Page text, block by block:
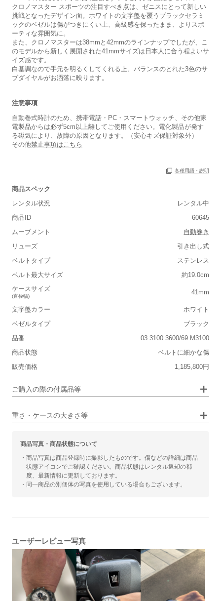
クロノマスター スポーツの注目すべき点は、ゼニスにとって新しい
挑戦となったデザイン面。ホワイトの文字盤を覆うブラックセラミ
ックのベゼルは傷がつきにくい上、高級感を保ったまま、よりスポ
ーティな雰囲気に。
また、クロノマスターは38mmと42mmのラインナップでしたが、こ
のモデルから新しく展開された41mmサイズは日本人に合う程よいサ
イズ感です。
白基調なので手元を明るくしてくれる上、バランスのとれた3色のサ
ブダイヤルがお洒落に映ります。
注意事項
自動巻式時計のため、携帯電話・PC・スマートウォッチ、その他家
電製品からは必ず5cm以上離してご使用ください。電化製品が発す
る磁気により、故障の原因となります。（安心キズ保証対象外）
その他禁止事項はこちら
各種用語・説明
商品スペック
レンタル状況
レンタル中
商品ID
60645
ムーブメント
自動巻き
リューズ
引き出し式
ベルトタイプ
ステンレス
ベルト最大サイズ
約19.0cm
ケースサイズ
(直径幅)
41mm
文字盤カラー
ホワイト
ベゼルタイプ
ブラック
品番
03.3100.3600/69.M3100
商品状態
ベルトに細かな傷
販売価格
1,185,800円
ご購入の際の付属品等
保証書
箱
あり
重さ・ケースの大きさ等
■重さ(ベルト込み)
■ケースの大きさ
小さい 大きい
■装飾感
カジュアル ビジネス
商品写真・商品状態について
・商品写真は商品登録時に撮影したものです。傷などの詳細は商品
状態アイコンでご確認ください。商品状態はレンタル返却の都
度、最新情報に更新しております。
・同一商品の別個体の写真を使用している場合もございます。
ユーザーレビュー写真